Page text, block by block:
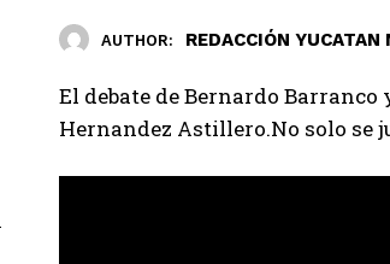
AUTHOR: REDACCIÓN YUCATAN
El debate de Bernardo
Hernandez Astillero.No solo se